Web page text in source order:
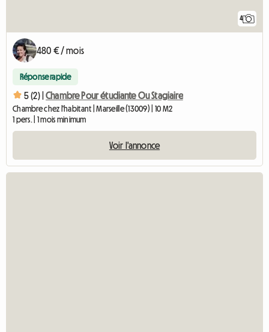
4
480 € / mois
Réponse rapide
5 (2) | Chambre Pour étudiante Ou Stagiaire
Chambre chez l'habitant | Marseille (13009) | 10 M2
1 pers. | 1 mois minimum
Voir l'annonce